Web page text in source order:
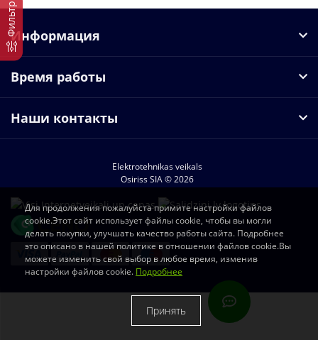
ФильтрИнформация
Время работы
Наши контакты
Elektrotehnikas veikals
Osiriss SIA © 2026
Для продолжения пожалуйста примите настройки файлов
cookie.Этот сайт использует файлы cookie, чтобы вы могли
делать покупки, улучшать качество работы сайта. Подробнее
это описано в нашей политике в отношении файлов cookie.Вы
можете изменить свой выбор в любое время, изменив
настройки файлов cookie. Подробнее
Принять